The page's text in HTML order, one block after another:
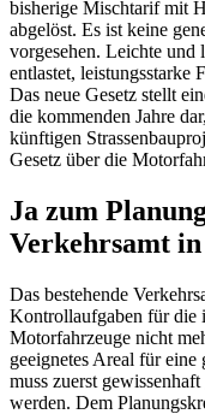
bisherige Mischtarif mit
abgelöst. Es ist keine
vorgesehen. Leichte und
entlastet, leistungsstarke
Das neue Gesetz stellt
die kommenden Jahre
künftigen
Gesetz über die
Ja zum
Verkehrsamt in
Das bestehende
Kontrollaufgaben für die
Motorfahrzeuge nicht
geeignetes Areal für
muss zuerst
werden. Dem